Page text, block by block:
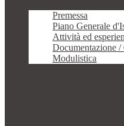
Premessa
Piano Generale
Attività ed
Documentazione
Modulistica